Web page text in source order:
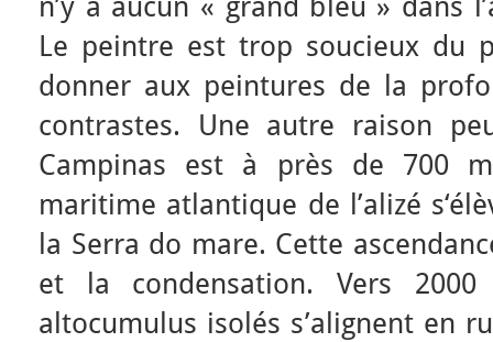
n’y a aucun « grand bleu » dans
Le peintre est trop soucieux du
donner aux peintures de la
contrastes. Une autre raison
Campinas est à près de 700
maritime atlantique de l’alizé
la Serra do mare. Cette
et la condensation. Vers 2000
altocumulus isolés s’alignent en